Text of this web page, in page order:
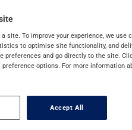
vous ait indiqué un
ne jamais en manquer.
l'heure de votre dose
pris avec de la nourriture.
site. To improve your experience, we use
to optimise site functionality, and
preferences and go directly to the site.
options. For more information
Accept All